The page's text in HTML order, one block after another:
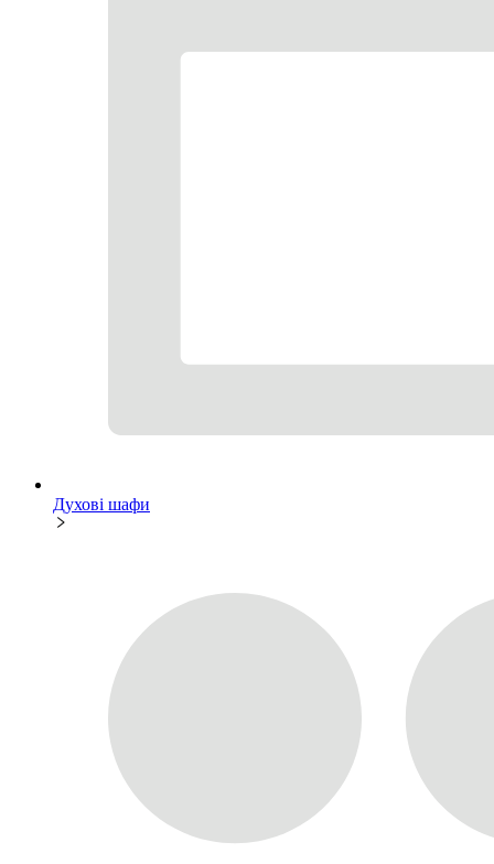
Духові шафи